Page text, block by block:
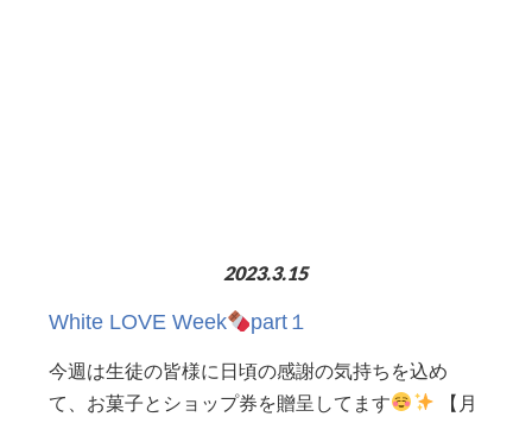
2023.3.15
White LOVE Week part１
今週は生徒の皆様に日頃の感謝の気持ちを込め
て、お菓子とショップ券を贈呈してます
【月